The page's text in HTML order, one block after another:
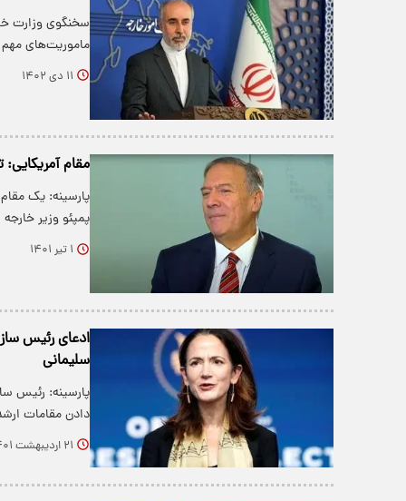
سخنگوی وزارت
ماموریت‌های
۱۱ دی ۱۴۰۲
مقام
پارسینه: یک
پمپئو وزیر
۱ تیر ۱۴۰۱
ادعای رئیس
سلیمانی
پارسینه: رئیس
دادن مقامات
۲۱ اردیبهشت ۱۴۰۱